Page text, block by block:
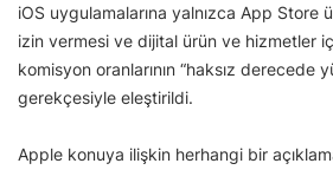
iOS uygulamalarına yalnızca App Store
izin vermesi ve dijital ürün ve hizmetler
komisyon oranlarının “haksız derecede
gerekçesiyle eleştirildi.
Apple konuya ilişkin herhangi bir